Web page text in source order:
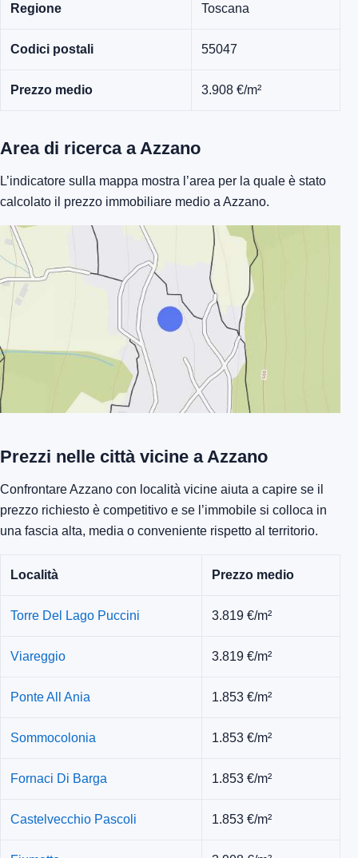
Regione Toscana
Codici postali 55047
Prezzo medio 3.908 €/m²
Area di ricerca a Azzano
L’indicatore sulla mappa mostra l’area per la quale è stato
calcolato il prezzo immobiliare medio a Azzano.
Prezzi nelle città vicine a Azzano
Confrontare Azzano con località vicine aiuta a capire se il
prezzo richiesto è competitivo e se l’immobile si colloca in
una fascia alta, media o conveniente rispetto al territorio.
Località Prezzo medio
Torre Del Lago Puccini 3.819 €/m²
Viareggio 3.819 €/m²
Ponte All Ania 1.853 €/m²
Sommocolonia 1.853 €/m²
Fornaci Di Barga 1.853 €/m²
Castelvecchio Pascoli 1.853 €/m²